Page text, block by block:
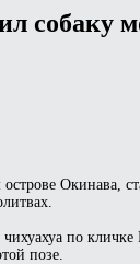
собаку
Окинава,
по кличке
позе.